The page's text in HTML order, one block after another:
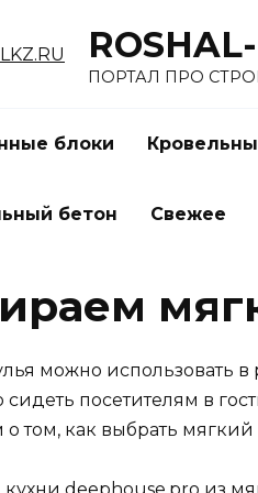
ПОРТАЛ ПРО
блоки
бетон Свежее
можно использовать в
посетителям в
о том, как выбрать